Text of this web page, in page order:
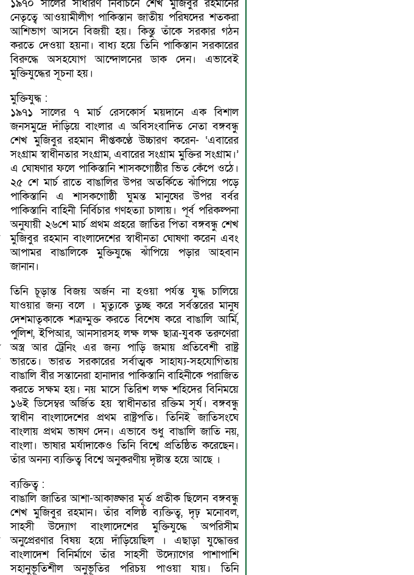
১৯৭০ সালের সাধারণ নির্বাচনে শেখ মুজিবুর রহমানের
নেতৃত্বে আওয়ামীলীগ পাকিস্তান জাতীয় পরিষদের শতকরা
আশিভাগ আসনে বিজয়ী হয়। কিন্তু তাঁকে সরকার গঠন
করতে দেওয়া হয়না। বাধ্য হয়ে তিনি পাকিস্তান সরকারের
বিরুদ্ধে অসহযােগ আন্দোলনের ডাক দেন। এভাবেই
মুক্তিযুদ্ধের সূচনা হয়।
মুক্তিযুদ্ধ :
১৯৭১ সালের ৭ মার্চ রেসকোর্স ময়দানে এক বিশাল
জনসমুদ্রে দাঁড়িয়ে বাংলার এ অবিসংবাদিত নেতা বঙ্গবন্ধু
শেখ মুজিবুর রহমান দীপ্তকণ্ঠে উচ্চারণ করেন- ‘এবারের
সংগ্রাম স্বাধীনতার সংগ্রাম, এবারের সংগ্রাম মুক্তির সংগ্রাম।’
এ ঘােষণার ফলে পাকিস্তানি শাসকগােষ্ঠীর ভিত কেঁপে ওঠে।
২৫ শে মার্চ রাতে বাঙালির উপর অতর্কিতে ঝাঁপিয়ে পড়ে
পাকিস্তানি এ শাসকগােষ্ঠী ঘুমন্ত মানুষের উপর বর্বর
পাকিস্তানি বাহিনী নির্বিচার গণহত্যা চালায়। পূর্ব পরিকল্পনা
অনুযায়ী ২৬শে মার্চ প্রথম প্রহরে জাতির পিতা বঙ্গবন্ধু শেখ
মুজিবুর রহমান বাংলাদেশের স্বাধীনতা ঘােষণা করেন এবং
আপামর বাঙালিকে মুক্তিযুদ্ধে ঝাঁপিয়ে পড়ার আহবান
জানান।
তিনি চূড়ান্ত বিজয় অর্জন না হওয়া পর্যন্ত যুদ্ধ চালিয়ে
যাওয়ার জন্য বলে । মৃত্যুকে তুচ্ছ করে সর্বস্তরের মানুষ
দেশমাতৃকাকে শত্রুমুক্ত করতে বিশেষ করে বাঙালি আর্মি,
পুলিশ, ইপিআর, আনসারসহ লক্ষ লক্ষ ছাত্র-যুবক তরুণেরা
অস্ত্র আর ট্রেনিং এর জন্য পাড়ি জমায় প্রতিবেশী রাষ্ট্র
ভারতে। ভারত সরকারের সর্বাত্মক সাহায্য-সহযােগিতায়
বাঙালি বীর সন্তানেরা হানাদার পাকিস্তানি বাহিনীকে পরাজিত
করতে সক্ষম হয়। নয় মাসে তিরিশ লক্ষ শহিদের বিনিময়ে
১৬ই ডিসেম্বর অর্জিত হয় স্বাধীনতার রক্তিম সূর্য। বঙ্গবন্ধু
স্বাধীন বাংলাদেশের প্রথম রাষ্ট্রপতি। তিনিই জাতিসংঘে
বাংলায় প্রথম ভাষণ দেন। এভাবে শুধু বাঙালি জাতি নয়,
বাংলা। ভাষার মর্যাদাকেও তিনি বিশ্বে প্রতিষ্ঠিত করেছেন।
তাঁর অনন্য ব্যক্তিত্ব বিশ্বে অনুকরণীয় দৃষ্টান্ত হয়ে আছে ।
ব্যক্তিত্ব :
বাঙালি জাতির আশা-আকাঙ্ক্ষার মূর্ত প্রতীক ছিলেন বঙ্গবন্ধু
শেখ মুজিবুর রহমান। তাঁর বলিষ্ঠ ব্যক্তিত্ব, দৃঢ় মনােবল,
সাহসী উদ্যোগ বাংলাদেশের মুক্তিযুদ্ধে অপরিসীম
অনুপ্রেরণার বিষয় হয়ে দাঁড়িয়েছিল । এছাড়া যুদ্ধোত্তর
বাংলাদেশ বিনির্মাণে তাঁর সাহসী উদ্যোগের পাশাপাশি
সহানুভূতিশীল অনুভূতির পরিচয় পাওয়া যায়। তিনি